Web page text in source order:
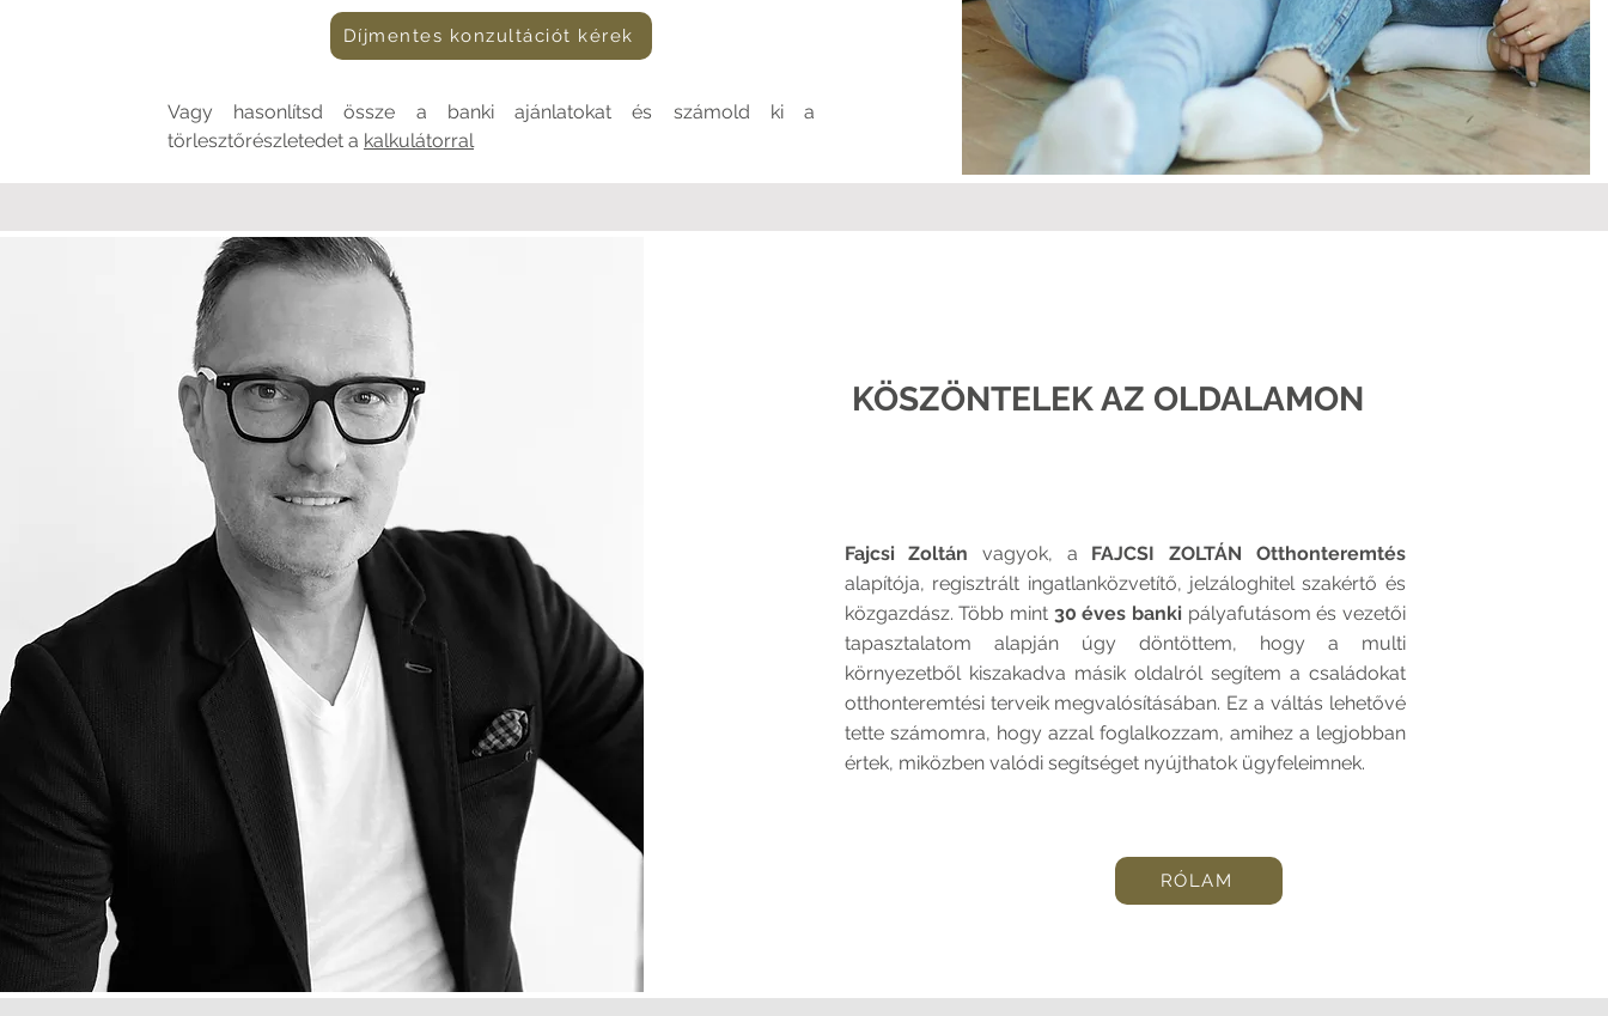
Díjmentes konzultációt kérek
Vagy hasonlítsd össze a banki ajánlatokat és számold ki a
törlesztőrészletedet a kalkulátorral
KÖSZÖNTELEK AZ OLDALAMON
Fajcsi Zoltánvagyok, a FAJCSI ZOLTÁN Otthonteremtés
alapítója, regisztrált ingatlanközvetítő, jelzáloghitel szakértő és
közgazdász. Több mint 30 éves banki pályafutásom és vezetői
tapasztalatom alapján úgy döntöttem, hogy a multi
környezetből kiszakadva másik oldalról segítem a családokat
otthonteremtési terveik megvalósításában. Ez a váltás lehetővé
tette számomra, hogy azzal foglalkozzam, amihez a legjobban
értek, miközben valódi segítséget nyújthatok ügyfeleimnek.
RÓLAM